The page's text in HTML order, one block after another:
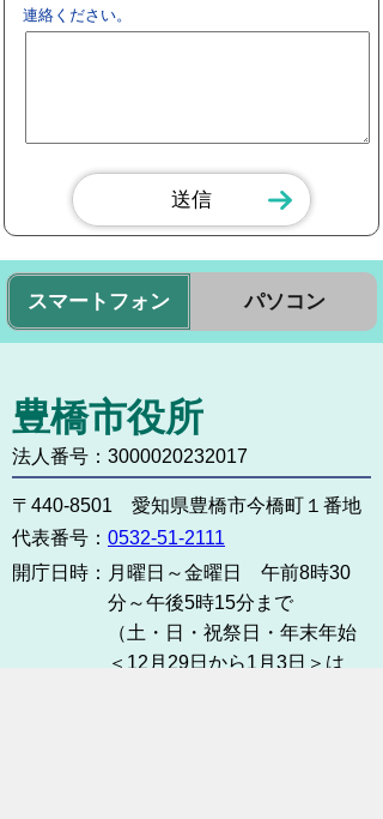
連絡ください。
スマートフォン パソコン
豊橋市役所
法人番号：3000020232017
〒440-8501 愛知県豊橋市今橋町１番地
代表番号： 0532-51-2111
開庁日時： 月曜日～金曜日 午前8時30
分～午後5時15分まで
（土・日・祝祭日・年末年始
＜12月29日から1月3日＞は